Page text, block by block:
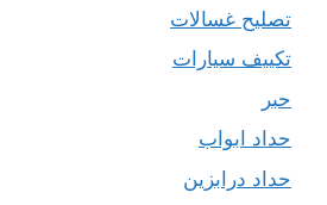
تصليح غسالات
تكييف سيارات
حبر
حداد ابواب
حداد درابزين